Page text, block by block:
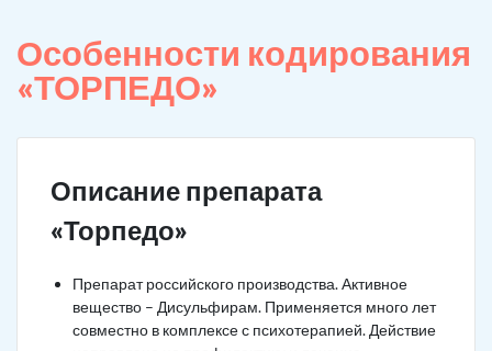
Особенности кодирования
«ТОРПЕДО»
Описание препарата
«Торпедо»
Препарат российского производства. Активное
вещество – Дисульфирам. Применяется много лет
совместно в комплексе с психотерапией. Действие